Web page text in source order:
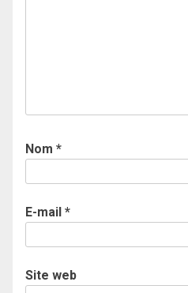
Nom *
E-mail *
Site web